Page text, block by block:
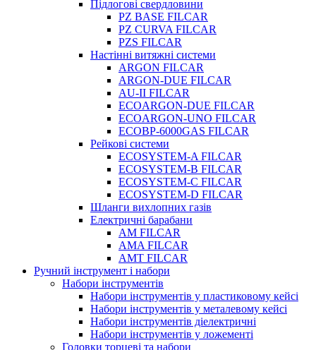
Підлогові свердловини
PZ BASE FILCAR
PZ CURVA FILCAR
PZS FILCAR
Настінні витяжні системи
ARGON FILCAR
ARGON-DUE FILCAR
AU-II FILCAR
ECOARGON-DUE FILCAR
ECOARGON-UNO FILCAR
ECOBP-6000GAS FILCAR
Рейкові системи
ECOSYSTEM-A FILCAR
ECOSYSTEM-B FILCAR
ECOSYSTEM-C FILCAR
ECOSYSTEM-D FILCAR
Шланги вихлопних газів
Електричні барабани
AM FILCAR
AMA FILCAR
AMT FILCAR
Ручний інструмент і набори
Набори інструментів
Набори інструментів у пластиковому кейсі
Набори інструментів у металевому кейсі
Набори інструментів діелектричні
Набори інструментів у ложементі
Головки торцеві та набори